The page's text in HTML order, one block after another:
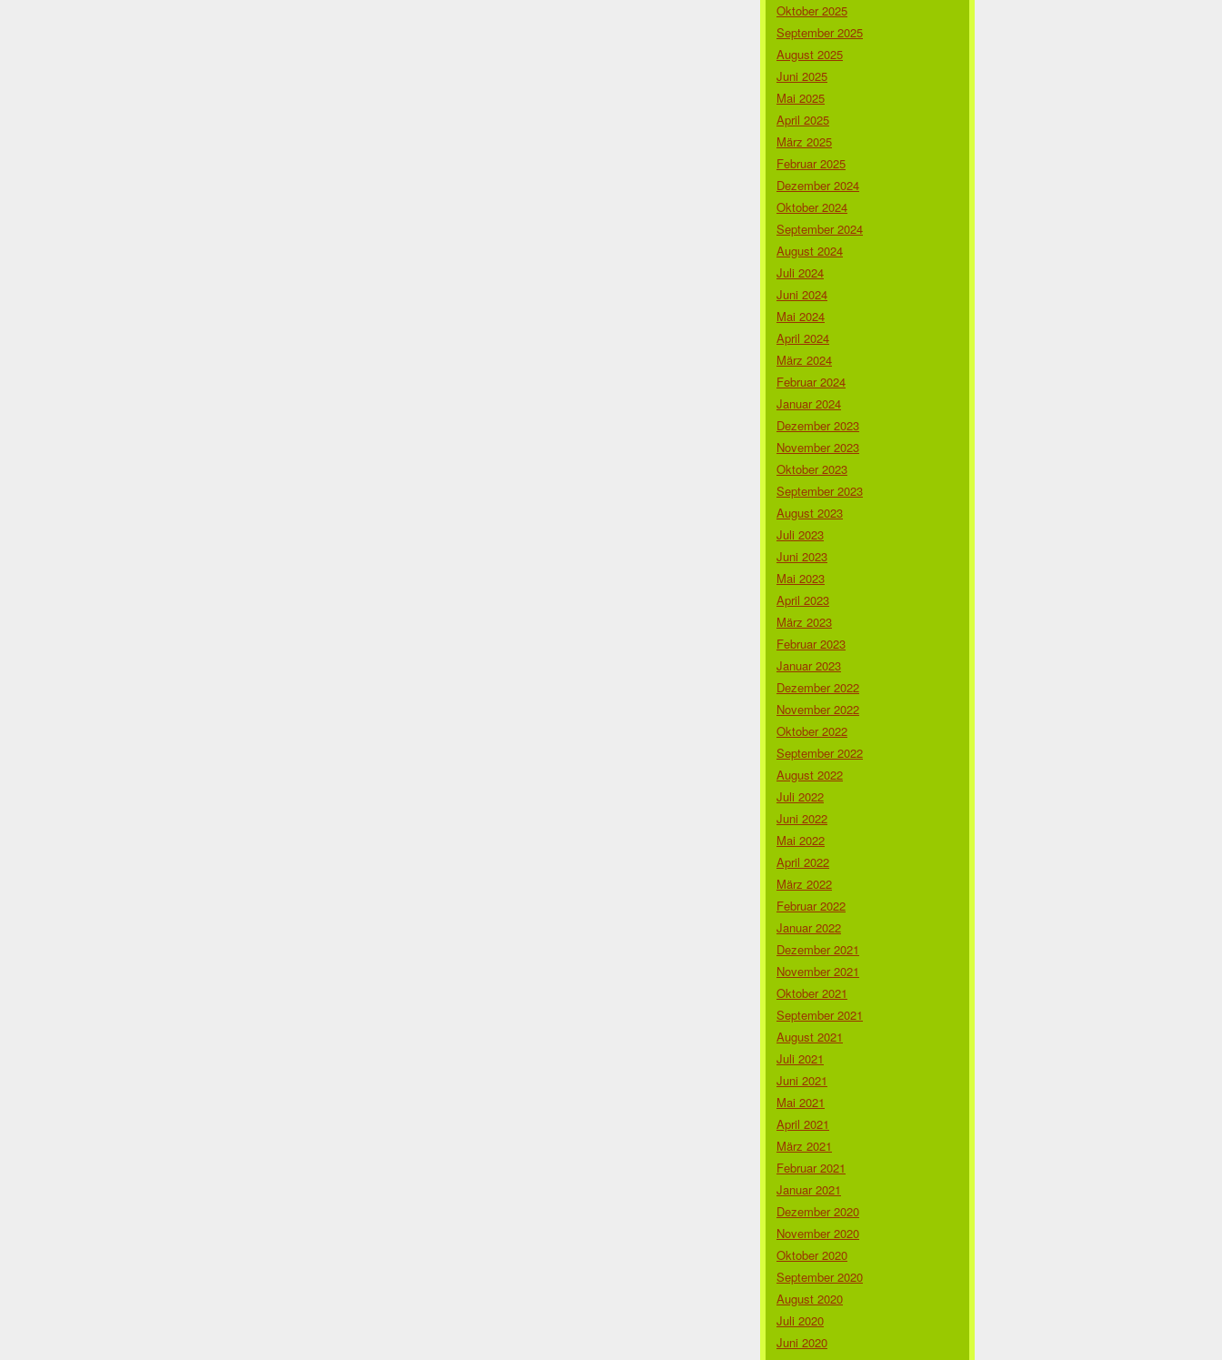
Oktober 2025
September 2025
August 2025
Juni 2025
Mai 2025
April 2025
März 2025
Februar 2025
Dezember 2024
Oktober 2024
September 2024
August 2024
Juli 2024
Juni 2024
Mai 2024
April 2024
März 2024
Februar 2024
Januar 2024
Dezember 2023
November 2023
Oktober 2023
September 2023
August 2023
Juli 2023
Juni 2023
Mai 2023
April 2023
März 2023
Februar 2023
Januar 2023
Dezember 2022
November 2022
Oktober 2022
September 2022
August 2022
Juli 2022
Juni 2022
Mai 2022
April 2022
März 2022
Februar 2022
Januar 2022
Dezember 2021
November 2021
Oktober 2021
September 2021
August 2021
Juli 2021
Juni 2021
Mai 2021
April 2021
März 2021
Februar 2021
Januar 2021
Dezember 2020
November 2020
Oktober 2020
September 2020
August 2020
Juli 2020
Juni 2020